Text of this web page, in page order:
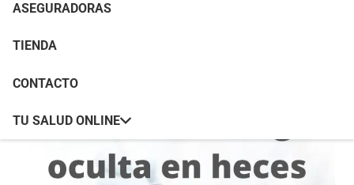
ASEGURADORAS
TIENDA
CONTACTO
TU SALUD ONLINE